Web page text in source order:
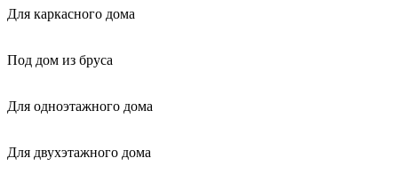
Для каркасного дома
Под дом из бруса
Для одноэтажного дома
Для двухэтажного дома